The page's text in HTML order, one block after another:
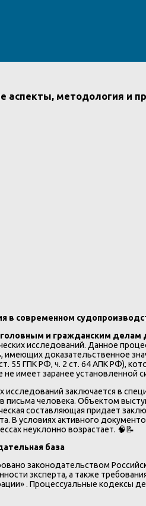
аспекты, методология
в современном
и гражданским делам
исследований. Данное
доказательственное
55 ГПК РФ, ч. 2 ст. 64 АПК РФ),
имеет заранее
заключается в
человека. Объектом
составляющая придает
условиях активного
неуклонно возрастает. 🧠📝
база
законодательством
эксперта, а также
. Процессуальные кодексы